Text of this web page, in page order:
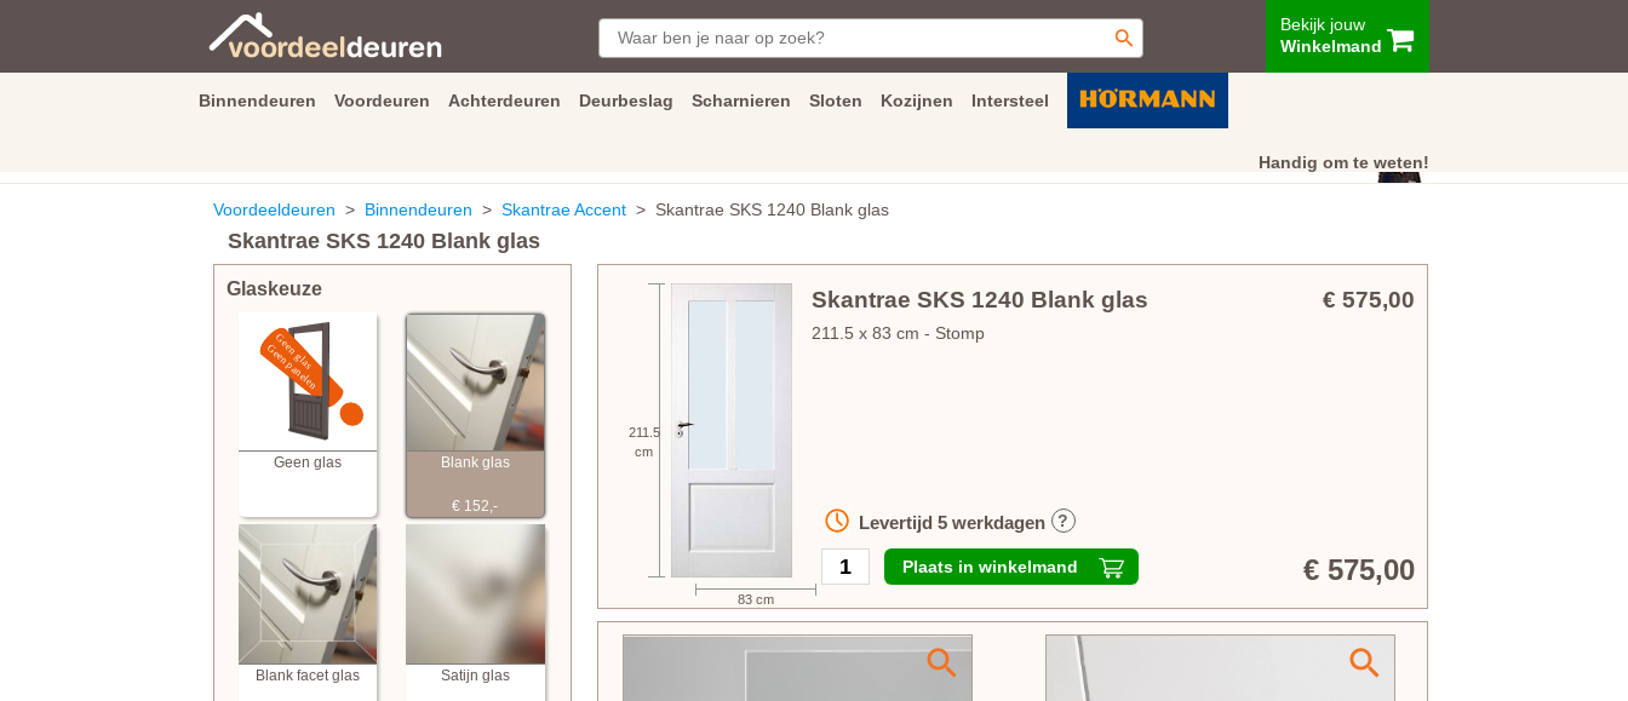
Bekijk jouw
Winkelmand
Binnendeuren Voordeuren Achterdeuren Deurbeslag Scharnieren Sloten Kozijnen Intersteel
Handig om te weten!
Klantenservice
Voordeeldeuren > Binnendeuren > Skantrae Accent > Skantrae SKS 1240 Blank glas
Skantrae SKS 1240 Blank glas
Glaskeuze
Geen glas Blank glas
€ 152,-
Blank facet glas Satijn glas
211.5
cm
Skantrae SKS 1240 Blank glas € 575,00
211.5 x 83 cm - Stomp
Plaats in winkelmand
Levertijd 5werkdagen ?
€ 575,00
83 cm